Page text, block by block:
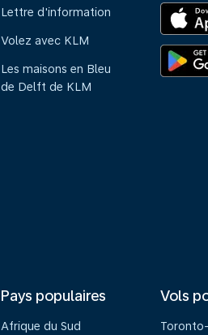
Lettre d'information
Volez avec KLM
Les maisons en Bleu
de Delft de KLM
Pays populaires
Afrique du Sud
Vols